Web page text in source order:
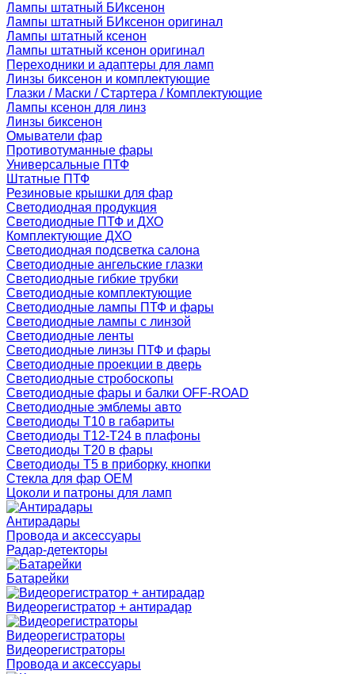
Лампы штатный БИксенон
Лампы штатный БИксенон оригинал
Лампы штатный ксенон
Лампы штатный ксенон оригинал
Переходники и адаптеры для ламп
Линзы биксенон и комплектующие
Глазки / Маски / Стартера / Комплектующие
Лампы ксенон для линз
Линзы биксенон
Омыватели фар
Противотуманные фары
Универсальные ПТФ
Штатные ПТФ
Резиновые крышки для фар
Светодиодная продукция
Светодиодные ПТФ и ДХО
Комплектующие ДХО
Светодиодная подсветка салона
Светодиодные ангельские глазки
Светодиодные гибкие трубки
Светодиодные комплектующие
Светодиодные лампы ПТФ и фары
Светодиодные лампы с линзой
Светодиодные ленты
Светодиодные линзы ПТФ и фары
Светодиодные проекции в дверь
Светодиодные стробоскопы
Светодиодные фары и балки OFF-ROAD
Светодиодные эмблемы авто
Светодиоды T10 в габариты
Светодиоды T12-T24 в плафоны
Светодиоды T20 в фары
Светодиоды T5 в приборку, кнопки
Стекла для фар OEM
Цоколи и патроны для ламп
Антирадары
Провода и аксессуары
Радар-детекторы
Батарейки
Видеорегистратор + антирадар
Видеорегистраторы
Видеорегистраторы
Провода и аксессуары